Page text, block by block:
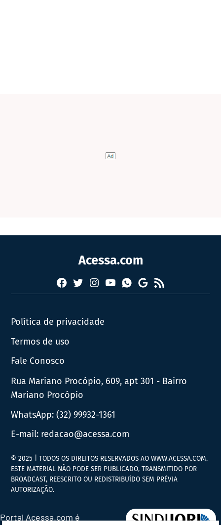
Acessa.com
Facebook
TwitterInstagram
YouTubeWhatsapp
Google
News
RSS
Política de privacidade
Termos de uso
Fale Conosco
Rua Mariano Procópio, 609, apt 301 - Bairro
Mariano Procópio
WhatsApp:(32) 99932-1361
E-mail: redacao@acessa.com
© 2025 | TODOS OS DIREITOS RESERVADOS AO WWW.ACESSA.COM.
ESTE MATERIAL NÃO PODE SER PUBLICADO, TRANSMITIDO POR
BROADCAST, REESCRITO OU REDISTRIBUÍDO SEM PRÉVIA
AUTORIZAÇÃO.
Portal Acessa.com é